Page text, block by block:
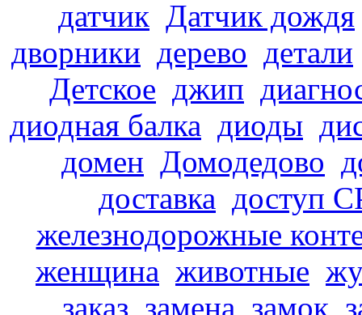
датчик Датчик дождя
дворники дерево детали
Детское джип
диодная балка диоды
домен Домодедово
доставка доступ
железнодорожные
женщина животные
заказ замена замок